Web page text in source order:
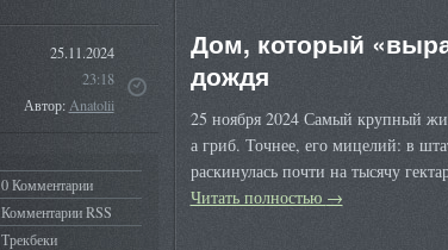
25.11.2024
23:18
Автор:Anatolii
0 Комментарии
Комментарии RSS
Трекбеки
Дом, который
дождя
25 ноября 2024 Самый крупный
а гриб. Точнее, его мицелий: в
раскинулась почти на тысячу
Читать полностью →